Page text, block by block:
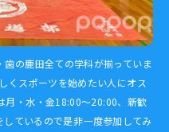
の鹿田全ての学科が揃っていま
くスポーツを始めたい人にオス
月・水・金18:00〜20:00、新歓
ているので是非一度参加してみ